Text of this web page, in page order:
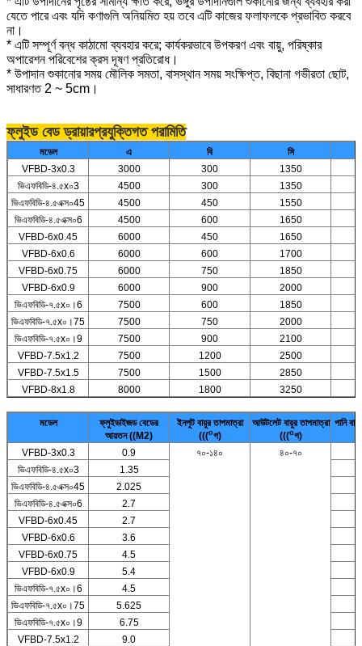
যেতে পারে এবং যদি কণাগুলি অনিয়মিত হয় তবে এটি কাজের ফলাফলকে প্রভাবিত করবে
না।
* এটি সম্পূর্ণ বন্ধ কাঠামো ব্যবহার করে; কার্যকরভাবে উপকরণ এবং বায়ু, পরিষ্কার
অপারেশন পরিবেশের ক্রস দূষণ প্রতিরোধ।
* উপাদান শুকানোর সময় মৌলিক সমতা, বাসস্থান সময় সংক্ষিপ্ত, বিছানা গভীরতা ছোট,
সাধারণত 2 ~ 5cm।
ফ্লুইড বেড ড্রায়ারপ্রযুক্তিগত পরামিতি
মডেল এ বি
সি
VFBD-3x0.3
3000 300
1350
ভিএফবিডি-৪.৫x০3
4500 300
1350
ভিএফবিডি-৪.৫এক্স০45
4500 450
1550
ভিএফবিডি-৪.৫এক্স০6
4500 600
1650
VFBD-6x0.45
6000 450
1650
VFBD-6x0.6
6000 600 1700
VFBD-6x0.75
6000 750 1850
VFBD-6x0.9
6000 900 2000
ভিএফবিডি-৭.৫x০।6
7500 600 1850
ভিএফবিডি-৭.৫x০।75
7500 750 2000
ভিএফবিডি-৭.৫x০।9
7500 900 2100
VFBD-7.5x1.2
7500 1200 2500
VFBD-7.5x1.5
7500 1500 2850
VFBD-8x1.8
8000 1800 3250
মডেল
ফ্লুইডাইজড বেডের
আয়তন ((M2)
ইনপুট বায়ুর তাপমাত্রা
(((oগ)
আউটলেট বায়ুর তাপমাত্রা
(((oগ)
পানি
VFBD-3x0.3 0.9 ৭০-১৪০ ৪০-৭০
ভিএফবিডি-৪.৫x০3
1.35
ভিএফবিডি-৪.৫এক্স০45
2.025
ভিএফবিডি-৪.৫এক্স০6
2.7
VFBD-6x0.45
2.7
VFBD-6x0.6
3.6
VFBD-6x0.75
4.5
VFBD-6x0.9
5.4
ভিএফবিডি-৭.৫x০।6
4.5
ভিএফবিডি-৭.৫x০।75
5.625
ভিএফবিডি-৭.৫x০।9
6.75
VFBD-7.5x1.2
9.0